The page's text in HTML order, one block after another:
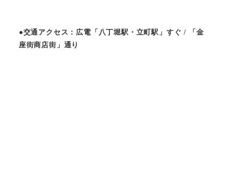
●交通アクセス：広電「八丁堀駅・立町駅」すぐ / 「金
座街商店街」通り